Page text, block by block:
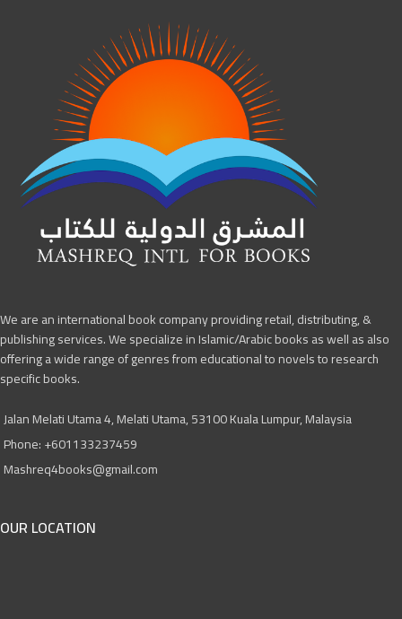
We are an international book company providing retail, distributing, &
publishing services. We specialize in Islamic/Arabic books as well as also
offering a wide range of genres from educational to novels to research
specific books.
Jalan Melati Utama 4, Melati Utama, 53100 Kuala Lumpur, Malaysia
Phone: +601133237459
Mashreq4books@gmail.com
OUR LOCATION